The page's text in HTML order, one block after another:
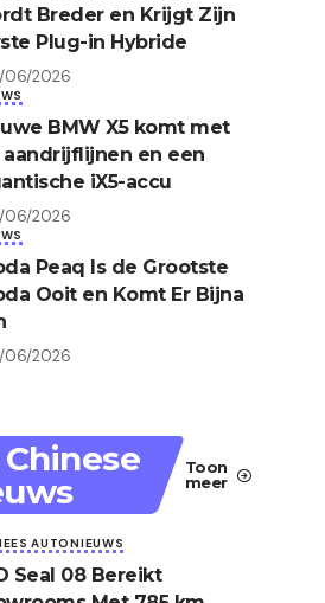
Breder en Krijgt Zijn
Plug-in Hybride
06/2026
BMW X5 komt met
en een
iX5-accu
06/2026
Peaq Is de Grootste
Ooit en Komt Er Bijna
06/2026
Toon
meer
AUTONIEUWS
Seal 08 Bereikt